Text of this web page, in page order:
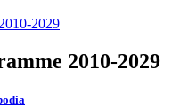
2029
2010-2029